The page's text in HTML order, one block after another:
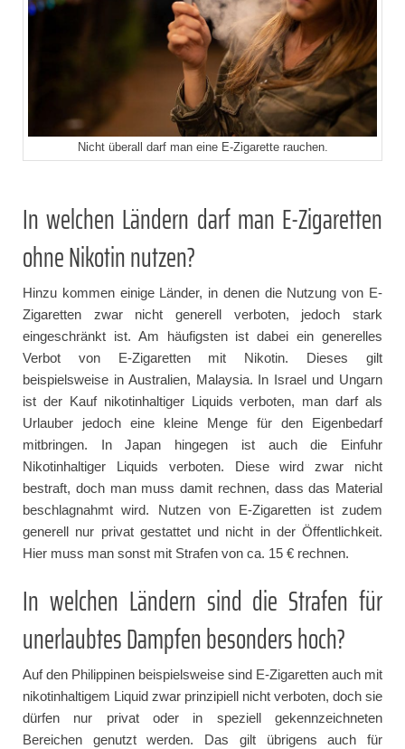
Nicht überall darf man eine E-Zigarette rauchen.
In welchen Ländern darf man E-Zigaretten
ohne Nikotin nutzen?
Hinzu kommen einige Länder, in denen die Nutzung von E-
Zigaretten zwar nicht generell verboten, jedoch stark
eingeschränkt ist. Am häufigsten ist dabei ein generelles
Verbot von E-Zigaretten mit Nikotin. Dieses gilt
beispielsweise in Australien, Malaysia. In Israel und Ungarn
ist der Kauf nikotinhaltiger Liquids verboten, man darf als
Urlauber jedoch eine kleine Menge für den Eigenbedarf
mitbringen. In Japan hingegen ist auch die Einfuhr
Nikotinhaltiger Liquids verboten. Diese wird zwar nicht
bestraft, doch man muss damit rechnen, dass das Material
beschlagnahmt wird. Nutzen von E-Zigaretten ist zudem
generell nur privat gestattet und nicht in der Öffentlichkeit.
Hier muss man sonst mit Strafen von ca. 15 € rechnen.
In welchen Ländern sind die Strafen für
unerlaubtes Dampfen besonders hoch?
Auf den Philippinen beispielsweise sind E-Zigaretten auch mit
nikotinhaltigem Liquid zwar prinzipiell nicht verboten, doch sie
dürfen nur privat oder in speziell gekennzeichneten
Bereichen genutzt werden. Das gilt übrigens auch für